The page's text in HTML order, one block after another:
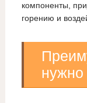
компоненты,
горению и
нужно